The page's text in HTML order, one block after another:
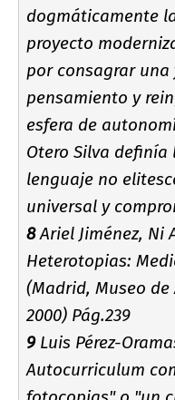
dogmáticamente
proyecto
por consagrar
pensamiento y
esfera de
Otero Silva
lenguaje no
universal y
8Ariel Jiménez, Ni
Heterotopias:
(Madrid, Museo de
2000) Pág.239
9Luis Pérez-
Autocurriculum